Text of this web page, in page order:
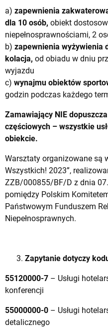
a) zapewnienia
dla 10 osób, obiekt
niepełnosprawnościami, 2
b) zapewnienia wyżywienia
kolacja, od obiadu w dniu
wyjazdu
c) wynajmu obiektów
godzin podczas każdego
Zamawiający NIE
częściowych – wszystkie
obiekcie.
Warsztaty organizowane są
Wszystkich! 2023”,
ZZB/000855/BF/D z dnia
pomiędzy Polskim
Państwowym Funduszem
Niepełnosprawnych.
Zapytanie dotyczy
55120000-7 – Usługi
konferencji
55000000-0 – Usługi
detalicznego